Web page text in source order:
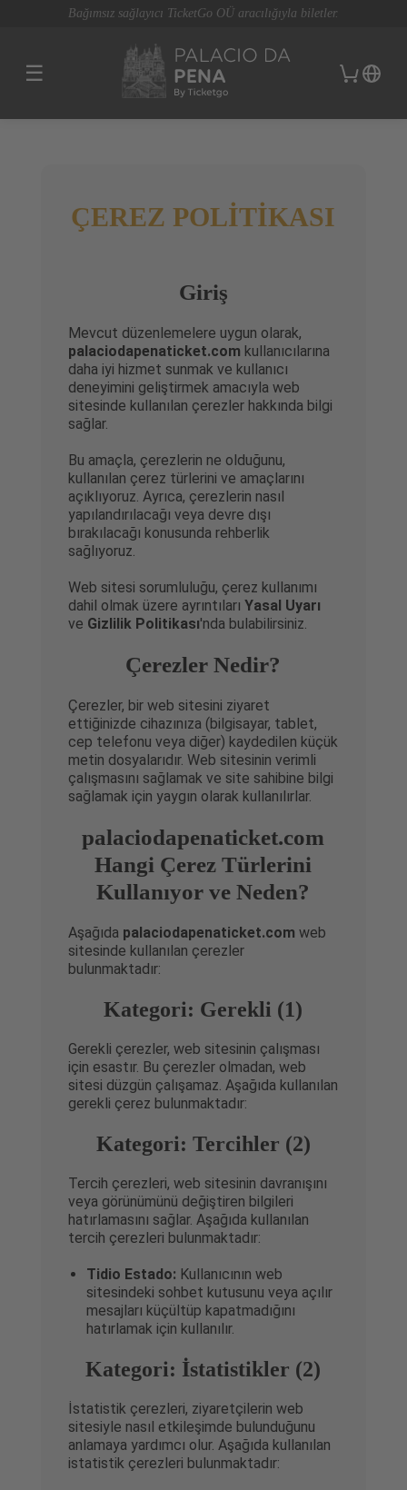
Bağımsız sağlayıcı TicketGo OÜ aracılığıyla biletler.
☰
ÇEREZ POLİTİKASI
Giriş
Mevcut düzenlemelere uygun olarak,
palaciodapenaticket.com kullanıcılarına
daha iyi hizmet sunmak ve kullanıcı
deneyimini geliştirmek amacıyla web
sitesinde kullanılan çerezler hakkında bilgi
sağlar.
Bu amaçla, çerezlerin ne olduğunu,
kullanılan çerez türlerini ve amaçlarını
açıklıyoruz. Ayrıca, çerezlerin nasıl
yapılandırılacağı veya devre dışı
bırakılacağı konusunda rehberlik
sağlıyoruz.
Web sitesi sorumluluğu, çerez kullanımı
dahil olmak üzere ayrıntıları Yasal Uyarı
ve Gizlilik Politikası'nda bulabilirsiniz.
Çerezler Nedir?
Çerezler, bir web sitesini ziyaret
ettiğinizde cihazınıza (bilgisayar, tablet,
cep telefonu veya diğer) kaydedilen küçük
metin dosyalarıdır. Web sitesinin verimli
çalışmasını sağlamak ve site sahibine bilgi
sağlamak için yaygın olarak kullanılırlar.
palaciodapenaticket.com
Hangi Çerez Türlerini
Kullanıyor ve Neden?
Aşağıda palaciodapenaticket.com web
sitesinde kullanılan çerezler
bulunmaktadır:
Kategori: Gerekli (1)
Gerekli çerezler, web sitesinin çalışması
için esastır. Bu çerezler olmadan, web
sitesi düzgün çalışamaz. Aşağıda kullanılan
gerekli çerez bulunmaktadır:
Kategori: Tercihler (2)
Tercih çerezleri, web sitesinin davranışını
veya görünümünü değiştiren bilgileri
hatırlamasını sağlar. Aşağıda kullanılan
tercih çerezleri bulunmaktadır:
Tidio Estado: Kullanıcının web
sitesindeki sohbet kutusunu veya açılır
mesajları küçültüp kapatmadığını
hatırlamak için kullanılır.
Kategori: İstatistikler (2)
İstatistik çerezleri, ziyaretçilerin web
sitesiyle nasıl etkileşimde bulunduğunu
anlamaya yardımcı olur. Aşağıda kullanılan
istatistik çerezleri bulunmaktadır: